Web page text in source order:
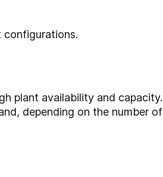
configurations.
plant availability and capacity.
depending on the number of